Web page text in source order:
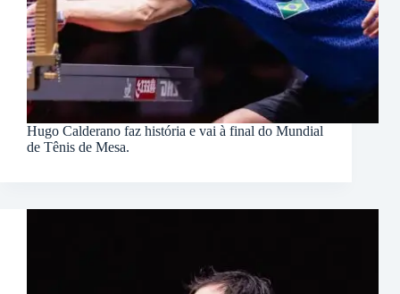
Hugo Calderano faz história e vai à final do Mundial
de Tênis de Mesa.